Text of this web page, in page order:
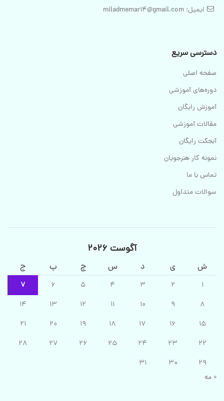
ایمیل: miladmemar14@gmail.com
دسترسی سریع
صفحه اصلی
دوره‌های آموزشی
آموزش رایگان
مقالات آموزشی
آبجکت رایگان
نمونه کار هنرجویان
تماس با ما
سوالات متداول
آگوست 2026
ش ی د س چ پ ج
1
2
3
4
5
6
7
8
9
10
11
12
13
14
15
16
17
18
19
20
21
22
23
24
25
26
27
28
29
30
31
« مه